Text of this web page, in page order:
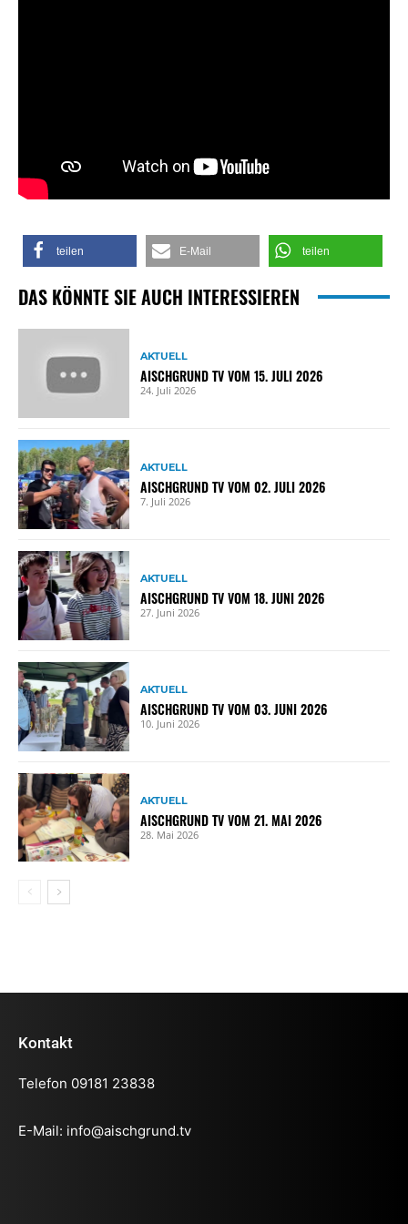
teilen E-Mail teilen
DAS KÖNNTE SIE AUCH INTERESSIEREN
AKTUELL
AISCHGRUND TV VOM 15. JULI 2026
24. Juli 2026
AKTUELL
AISCHGRUND TV VOM 02. JULI 2026
7. Juli 2026
AKTUELL
AISCHGRUND TV VOM 18. JUNI 2026
27. Juni 2026
AKTUELL
AISCHGRUND TV VOM 03. JUNI 2026
10. Juni 2026
AKTUELL
AISCHGRUND TV VOM 21. MAI 2026
28. Mai 2026
Kontakt
Telefon 09181 23838
E-Mail: info@aischgrund.tv